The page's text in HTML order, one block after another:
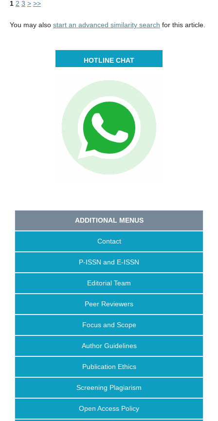
1 2 3 > >>
You may also start an advanced similarity search for this article.
HOTLINE CHAT
ADDITIONAL MENUS
Contact
P-ISSN and E-ISSN
Editorial Team
Peer Reviewers
Focus and Scope
Author Guidelines
Publication Ethics
Screening Plagiarism
Open Access Policy